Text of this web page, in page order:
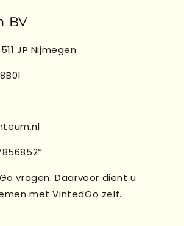
BV
JP Nijmegen
vragen. Daarvoor dient u
met VintedGo zelf.